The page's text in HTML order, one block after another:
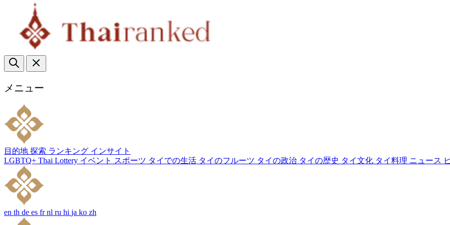
メニュー
目的地 探索 ランキング インサイト
LGBTQ+ Thai Lottery イベント スポーツ タイでの生活 タイのフルーツ タイの政治 タイの歴史 タイ文化 タイ料理 ニュース
en th de es fr nl ru hi ja ko zh